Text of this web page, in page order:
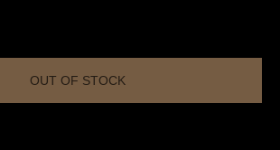
OUT OF STOCK